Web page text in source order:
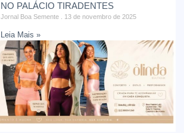
NO PALÁCIO TIRADENTES
Jornal Boa Semente 13 de novembro de 2025
Leia Mais »